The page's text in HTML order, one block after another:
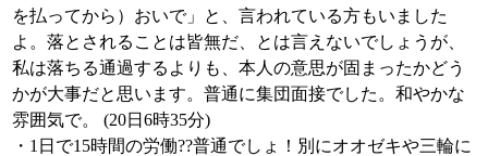
を払ってから）おいで」と、言われている方もいました
よ。落とされることは皆無だ、とは言えないでしょうが、
私は落ちる通過するよりも、本人の意思が固まったかどう
かが大事だと思います。普通に集団面接でした。和やかな
雰囲気で。 (20日6時35分)
・1日で15時間の労働??普通でしょ！別にオオゼキや三輪に